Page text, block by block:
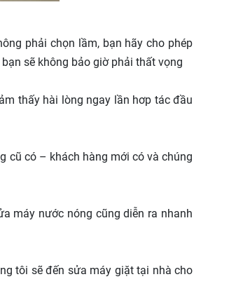
phải chọn lầm, bạn hãy cho phép
sẽ không bảo giờ phải thất vọng
thấy hài lòng ngay lần hơp tác đầu
cũ có – khách hàng mới có và chúng
máy nước nóng cũng diễn ra nhanh
tôi sẽ đến sửa máy giặt tại nhà cho